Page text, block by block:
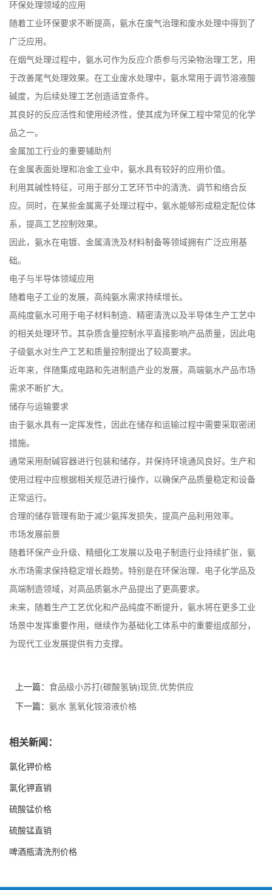
环保处理领域的应用
随着工业环保要求不断提高，氨水在废气治理和废水处理中得到了
广泛应用。
在烟气处理过程中，氨水可作为反应介质参与污染物治理工艺，用
于改善尾气处理效果。在工业废水处理中，氨水常用于调节溶液酸
碱度，为后续处理工艺创造适宜条件。
其良好的反应活性和使用经济性，使其成为环保工程中常见的化学
品之一。
金属加工行业的重要辅助剂
在金属表面处理和冶金工业中，氨水具有较好的应用价值。
利用其碱性特征，可用于部分工艺环节中的清洗、调节和络合反
应。同时，在某些金属离子处理过程中，氨水能够形成稳定配位体
系，提高工艺控制效果。
因此，氨水在电镀、金属清洗及材料制备等领域拥有广泛应用基
础。
电子与半导体领域应用
随着电子工业的发展，高纯氨水需求持续增长。
高纯度氨水可用于电子材料制造、精密清洗以及半导体生产工艺中
的相关处理环节。其杂质含量控制水平直接影响产品质量，因此电
子级氨水对生产工艺和质量控制提出了较高要求。
近年来，伴随集成电路和先进制造产业的发展，高端氨水产品市场
需求不断扩大。
储存与运输要求
由于氨水具有一定挥发性，因此在储存和运输过程中需要采取密闭
措施。
通常采用耐碱容器进行包装和储存，并保持环境通风良好。生产和
使用过程中应根据相关规范进行操作，以确保产品质量稳定和设备
正常运行。
合理的储存管理有助于减少氨挥发损失，提高产品利用效率。
市场发展前景
随着环保产业升级、精细化工发展以及电子制造行业持续扩张，氨
水市场需求保持稳定增长趋势。特别是在环保治理、电子化学品及
高端制造领域，对高品质氨水产品提出了更高要求。
未来，随着生产工艺优化和产品纯度不断提升，氨水将在更多工业
场景中发挥重要作用，继续作为基础化工体系中的重要组成部分，
为现代工业发展提供有力支撑。
上一篇： 食品级小苏打(碳酸氢钠)现货,优势供应
下一篇： 氨水 氢氧化铵溶液价格
相关新闻：
氯化钾价格
氯化钾直销
硫酸锰价格
硫酸锰直销
啤酒瓶清洗剂价格